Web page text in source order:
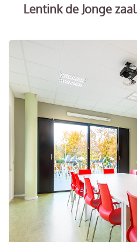
Lentink de Jonge zaal